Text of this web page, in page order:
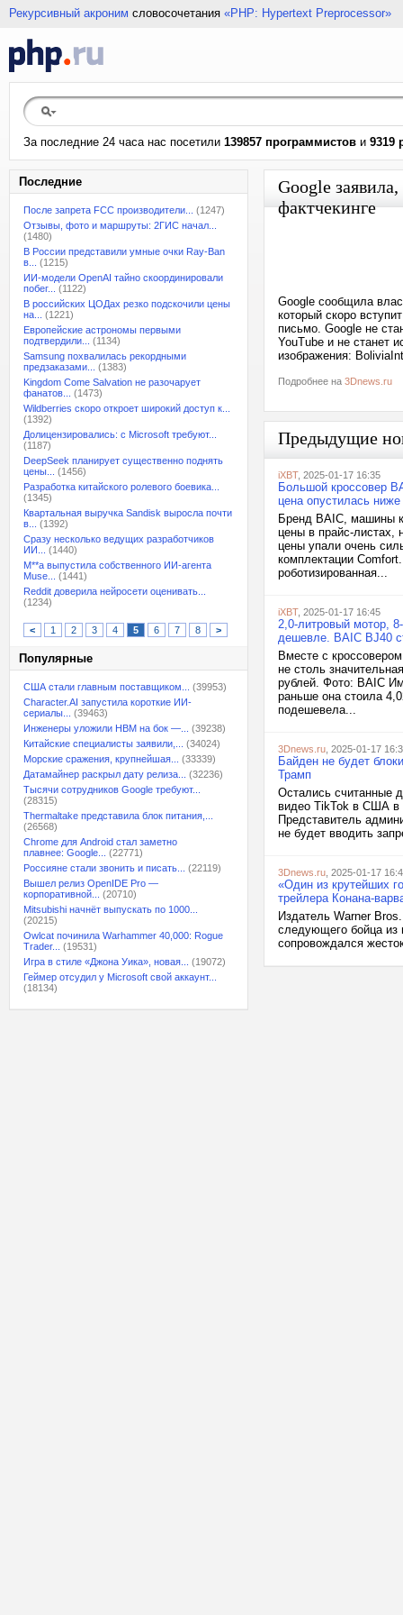
Рекурсивный акроним словосочетания «PHP: Hypertext Preprocessor»
За последние 24 часа нас посетили 139857 программистов и 9319
Последние
После запрета FCC производители...
(1247)
Отзывы, фото и маршруты: 2ГИС начал...
(1480)
В России представили умные очки Ray-Ban
в...
(1215)
ИИ-модели OpenAI тайно скоординировали
побег...
(1122)
В российских ЦОДах резко подскочили цены
на...
(1221)
Европейские астрономы первыми
подтвердили...
(1134)
Samsung похвалилась рекордными
предзаказами...
(1383)
Kingdom Come Salvation не разочарует
фанатов...
(1473)
Wildberries скоро откроет широкий доступ к...
(1392)
Долицензировались: с Microsoft требуют...
(1187)
DeepSeek планирует существенно поднять
цены...
(1456)
Разработка китайского ролевого боевика...
(1345)
Квартальная выручка Sandisk выросла почти
в...
(1392)
Сразу несколько ведущих разработчиков
ИИ...
(1440)
M**a выпустила собственного ИИ-агента
Muse...
(1441)
Reddit доверила нейросети оценивать...
(1234)
< 1 2 3 4 5 6 7 8 >
Популярные
США стали главным поставщиком...
(39953)
Character.AI запустила короткие ИИ-
сериалы...
(39463)
Инженеры уложили HBM на бок —...
(39238)
Китайские специалисты заявили,...
(34024)
Морские сражения, крупнейшая...
(33339)
Датамайнер раскрыл дату релиза...
(32236)
Тысячи сотрудников Google требуют...
(28315)
Thermaltake представила блок питания,...
(26568)
Chrome для Android стал заметно
плавнее: Google...
(22771)
Россияне стали звонить и писать...
(22119)
Вышел релиз OpenIDE Pro —
корпоративной...
(20710)
Mitsubishi начнёт выпускать по 1000...
(20215)
Owlcat починила Warhammer 40,000: Rogue
Trader...
(19531)
Игра в стиле «Джона Уика», новая...
(19072)
Геймер отсудил у Microsoft свой аккаунт...
(18134)
Google
фактчекинге
Google сообщила
который скоро
письмо. Google не
YouTube и не станет
изображения:
Подробнее на 3Dnews.ru
Предыдущие
iXBT, 2025-01-17 16:35
Большой кроссовер
цена опустилась
Бренд BAIC, машины
цены в прайс-листах,
цены упали очень
комплектации
роботизированная...
iXBT, 2025-01-17 16:45
2,0-литровый мотор,
дешевле. BAIC BJ40
Вместе с
не столь
рублей. Фото: BAIC
раньше она стоила
подешевела...
3Dnews.ru , 2025-01-17
Байден не будет
Трамп
Остались считанные
видео TikTok в США в
Представитель
не будет вводить
3Dnews.ru , 2025-01-17
«Один из крутейших
трейлера Конана-
Издатель Warner
следующего бойца из
сопровождался